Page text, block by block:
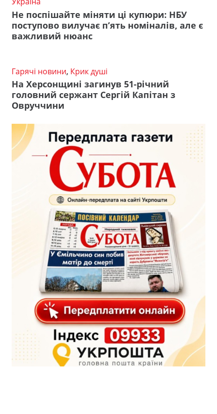
Не поспішайте міняти ці купюри: НБУ
поступово вилучає п’ять номіналів, але є
важливий нюанс
Гарячі новини, Крик душі
На Херсонщині загинув 51-річний
головний сержант Сергій Капітан з
Овруччини